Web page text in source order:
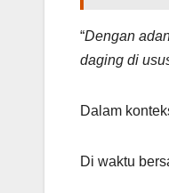
“Dengan
daging di
Dalam
Di waktu